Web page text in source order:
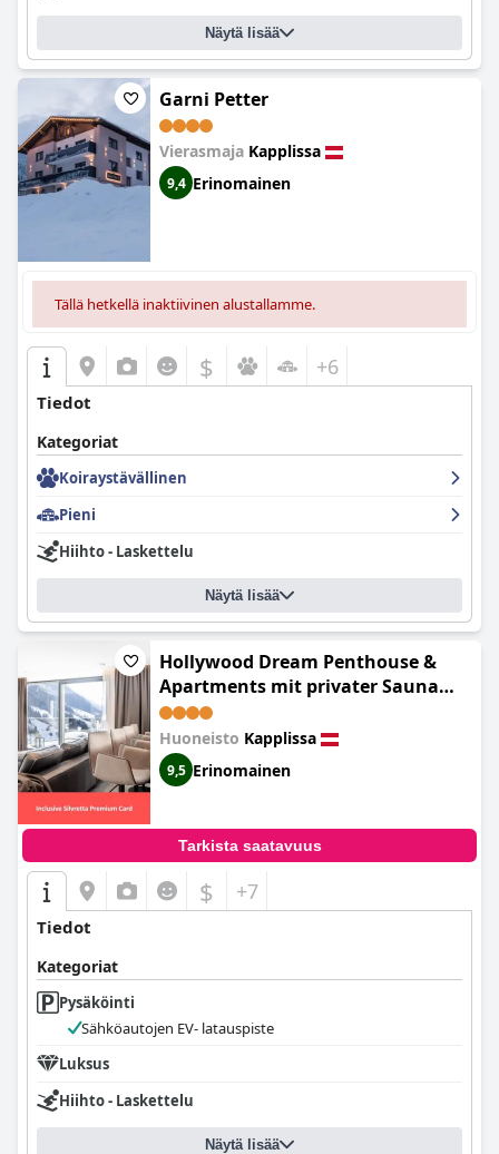
Näytä lisää
Garni Petter
Vierasmaja Kapplissa
9,4 Erinomainen
Tällä hetkellä inaktiivinen alustallamme.
$ +6
Tiedot
Kategoriat
Koiraystävällinen
Pieni
Hiihto - Laskettelu
Näytä lisää
Hollywood Dream Penthouse &
Apartments mit privater Sauna
nahe Ischgl
Huoneisto Kapplissa
9,5 Erinomainen
Tarkista saatavuus
$ +7
Tiedot
Kategoriat
Pysäköinti
Sähköautojen EV- latauspiste
Luksus
Hiihto - Laskettelu
Näytä lisää